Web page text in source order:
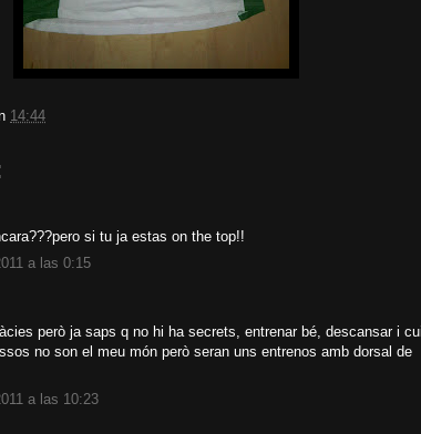
14:44
si tu ja estas on the top!!
a las 0:15
però ja saps q no hi ha secrets, entrenar bé, descansar i
no son el meu món però seran uns entrenos amb dorsal de
a las 10:23